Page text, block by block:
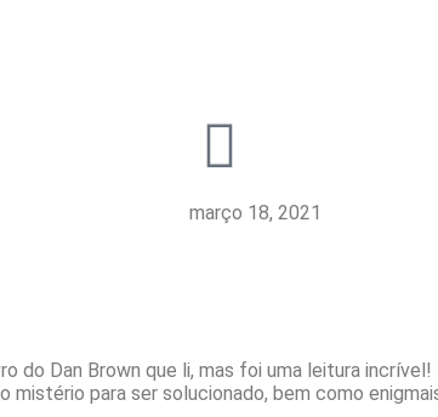
março 18, 2021
do Dan Brown que li, mas foi uma leitura
para ser solucionado, bem como